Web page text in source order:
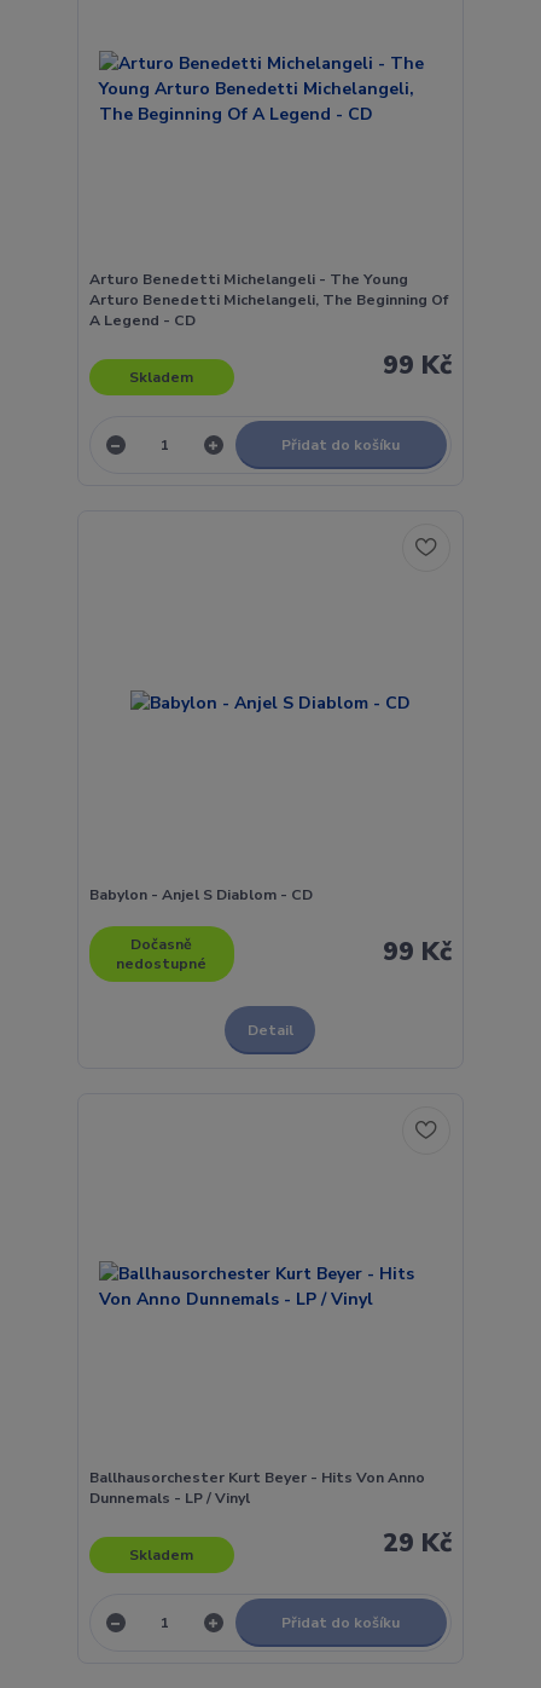
Arturo Benedetti Michelangeli - The Young
Arturo Benedetti Michelangeli, The Beginning Of
A Legend - CD
99 Kč
Skladem
Přidat do košíku
Babylon - Anjel S Diablom - CD
99 Kč
Dočasně
nedostupné
Detail
Ballhausorchester Kurt Beyer - Hits Von Anno
Dunnemals - LP / Vinyl
29 Kč
Skladem
Přidat do košíku